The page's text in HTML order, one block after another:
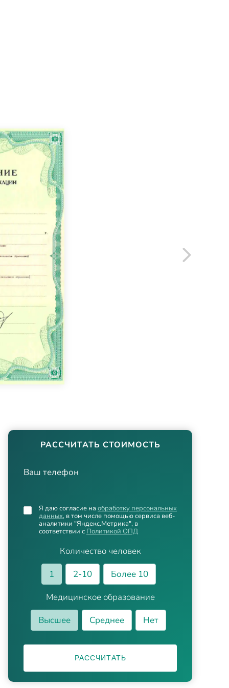
РАССЧИТАТЬ СТОИМОСТЬ
Ваш телефон
Количество человек
1
2-10
Более 10
Медицинское образование
Высшее
Среднее Нет
Я даю согласие на обработку персональных
данных, в том числе помощью сервиса веб-
аналитики "Яндекс.Метрика", в
соответствии с Политикой ОПД
РАССЧИТАТЬ